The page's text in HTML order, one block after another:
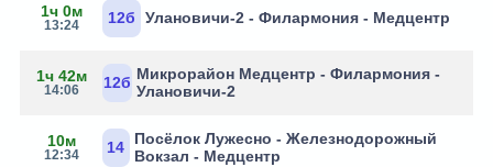
1ч 0м
13:24 12б Улановичи-2 - Филармония - Медцентр
1ч 42м
14:06 12б Микрорайон Медцентр - Филармония -
Улановичи-2
10м
12:34 14
Посёлок Лужесно - Железнодорожный
Вокзал - Медцентр